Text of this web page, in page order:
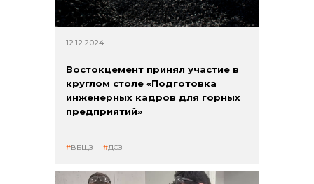
12.12.2024
Востокцемент принял участие в
круглом столе «Подготовка
инженерных кадров для горных
предприятий»
ВБЩЗ ДСЗ